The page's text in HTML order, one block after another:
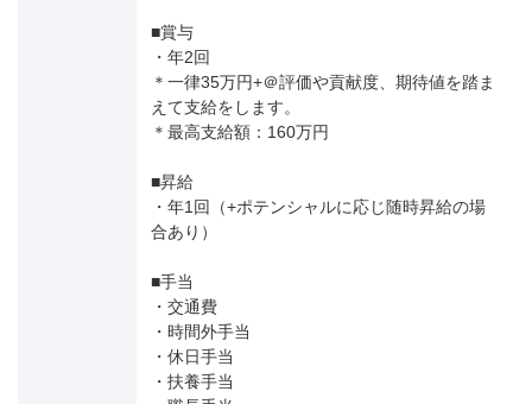
■賞与
・年2回
＊一律35万円+＠評価や貢献度、期待値を踏ま
えて支給をします。
＊最高支給額：160万円
■昇給
・年1回（+ポテンシャルに応じ随時昇給の場
合あり）
■手当
・交通費
・時間外手当
・休日手当
・扶養手当